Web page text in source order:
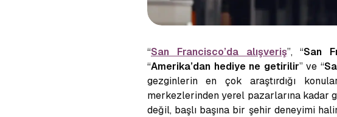
“San Francisco’da alışveriş”, “San
“Amerika’dan hediye ne getirilir” ve “
gezginlerin en çok araştırdığı
merkezlerinden yerel pazarlarına kadar
değil, başlı başına bir şehir deneyimi